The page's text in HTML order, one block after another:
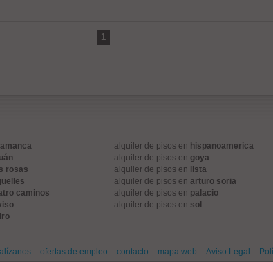
1
rosas
caminos
alquiler de pisos en hispanoamerica
alquiler de pisos en goya
alquiler de pisos en lista
alquiler de pisos en arturo soria
alquiler de pisos en palacio
alquiler de pisos en sol
ofertas de empleo contacto mapa web Aviso Legal